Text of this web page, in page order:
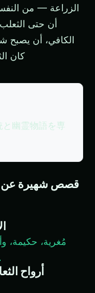
الزراعة — من
أن حتى
الكافي، أن يصبح
كان
幽霊物語を専
مُغرية، حكيمة،
أرواح